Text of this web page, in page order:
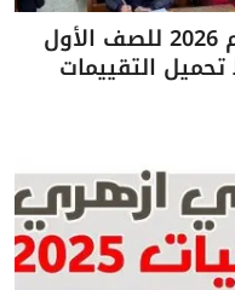
تقييمات وزارة التربية والتعليم 2026 للصف الأول
تحميل التقييمات